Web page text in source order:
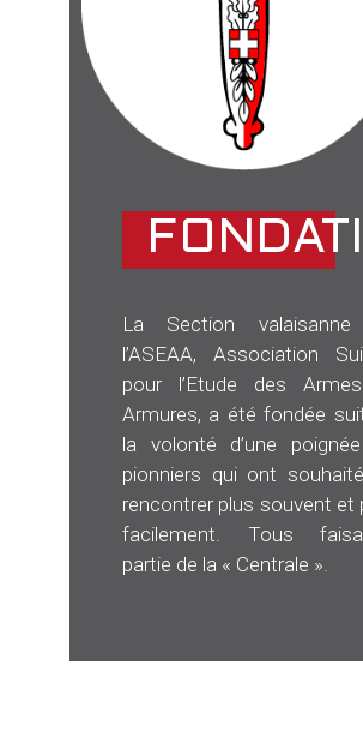
La Section
l’ASEAA, Association
pour l’Etude des
Armures, a été fondée
la volonté d’une
pionniers qui ont
rencontrer plus souvent et
facilement. Tous
partie de la « Centrale ».